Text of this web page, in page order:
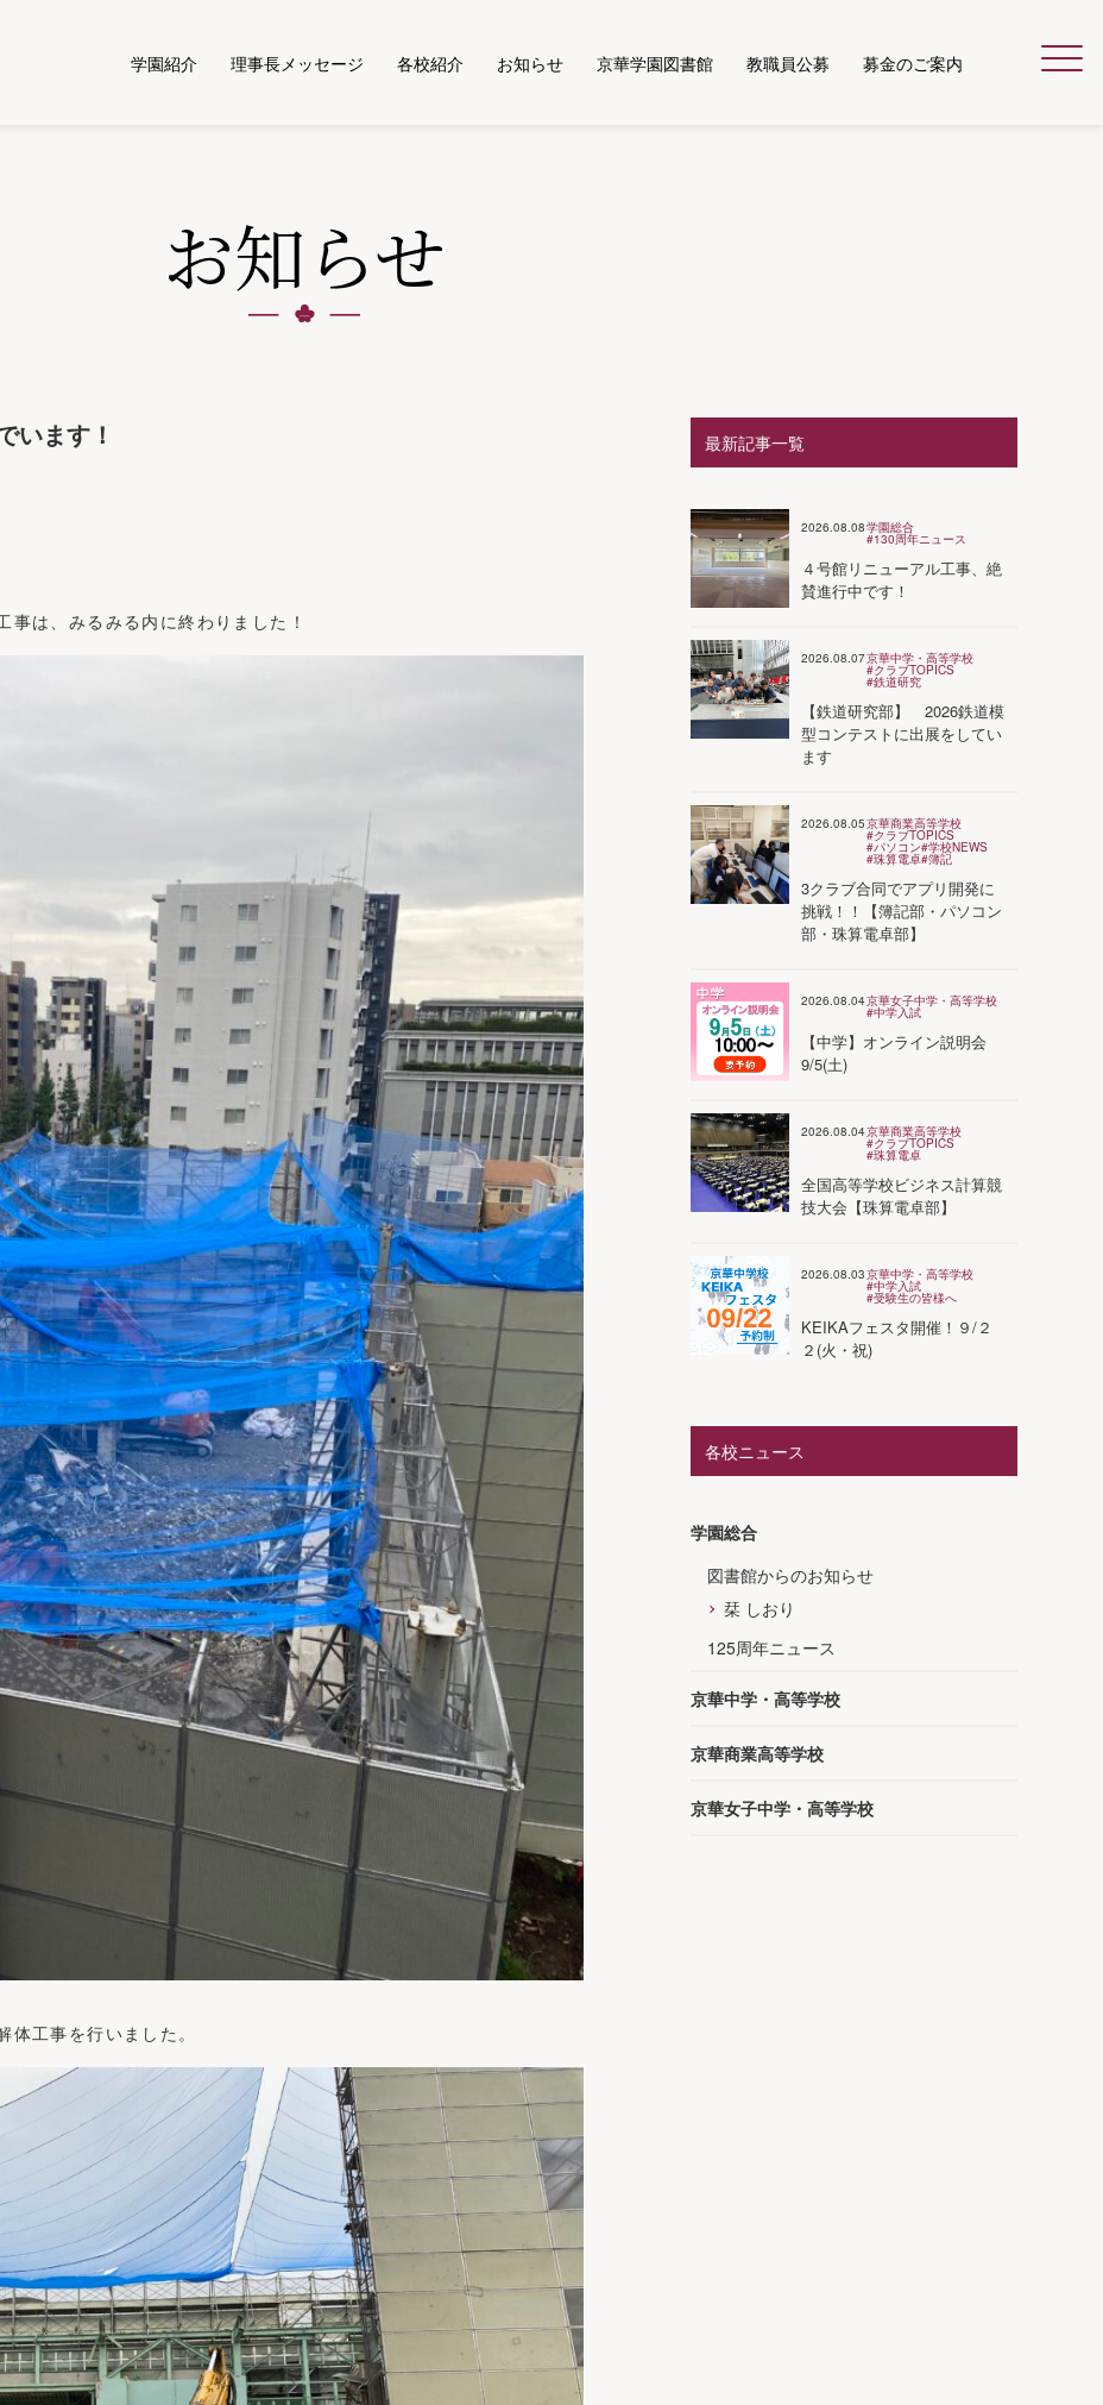
学園紹介 理事長メッセージ 各校紹介 お知らせ 京華学園図書館 教職員公募 募金のご案内
お知らせ
います！
は、みるみる内に終わりました！
工事を行いました。
最新記事一覧
2026.08.08学園総合
#130周年ニュース
４号館リニューアル工事、絶
賛進行中です！
2026.08.07京華中学・高等学校
#クラブTOPICS
#鉄道研究
【鉄道研究部】 2026鉄道模
型コンテストに出展をしてい
ます
2026.08.05京華商業高等学校
#クラブTOPICS
#パソコン#学校NEWS
#珠算電卓#簿記
3クラブ合同でアプリ開発に
挑戦！！【簿記部・パソコン
部・珠算電卓部】
2026.08.04京華女子中学・高等学校
#中学入試
【中学】オンライン説明会
9/5(土)
2026.08.04京華商業高等学校
#クラブTOPICS
#珠算電卓
全国高等学校ビジネス計算競
技大会【珠算電卓部】
2026.08.03京華中学・高等学校
#中学入試
#受験生の皆様へ
KEIKAフェスタ開催！９/２
２(火・祝)
各校ニュース
学園総合
図書館からのお知らせ
栞 しおり
125周年ニュース
京華中学・高等学校
京華商業高等学校
京華女子中学・高等学校